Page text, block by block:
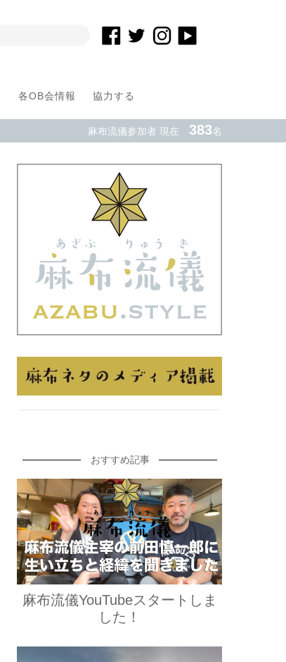
各OB会情報 協力する
麻布流儀参加者 現在 383名
おすすめ記事
麻布流儀YouTubeスタートしま
した！